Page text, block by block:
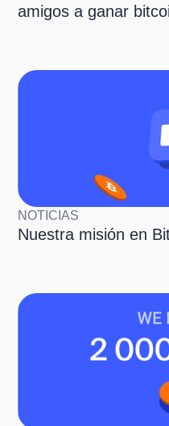
amigos a ganar
NOTICIAS
Nuestra misión en